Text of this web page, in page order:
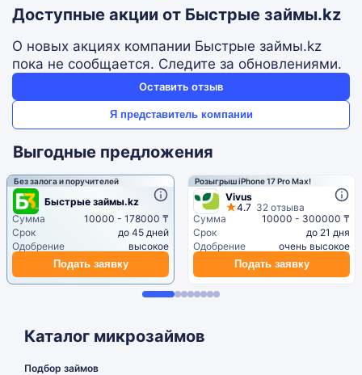
Доступные акции от Быстрые займы.kz
О новых акциях компании Быстрые займы.kz
пока не сообщается. Следите за обновлениями.
Оставить отзыв
Я представитель компании
Выгодные предложения
Без залога и поручителей
Быстрые займы.kz
Сумма
10000 - 178000 ₸
Срок
до 45 дней
Одобрение
высокое
Подать заявку
Розыгрыш iPhone 17 Pro Max!
Vivus
4.7 32 отзыва
Сумма
10000 - 300000 ₸
Срок
до 21 дня
Одобрение
очень высокое
Подать заявку
Каталог микрозаймов
Подбор займов